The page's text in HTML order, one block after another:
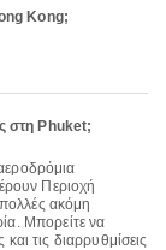
Kong;
στη Phuket;
Περιοχή
ακόμη
Μπορείτε να
τις διαρρυθμίσεις